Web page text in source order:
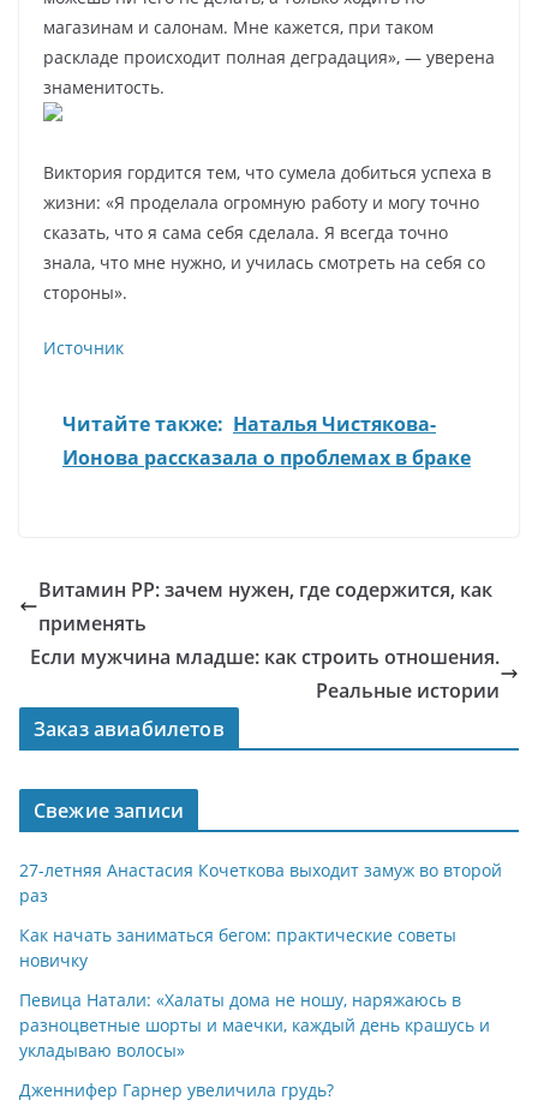
магазинам и салонам. Мне кажется, при таком
раскладе происходит полная деградация», — уверена
знаменитость.
Виктория гордится тем, что сумела добиться успеха в
жизни: «Я проделала огромную работу и могу точно
сказать, что я сама себя сделала. Я всегда точно
знала, что мне нужно, и училась смотреть на себя со
стороны».
Источник
Читайте также: Наталья Чистякова-
Ионова рассказала о проблемах в браке
Витамин РР: зачем нужен, где содержится, как
применять
Если мужчина младше: как строить отношения.
Реальные истории
Заказ авиабилетов
Свежие записи
27-летняя Анастасия Кочеткова выходит замуж во второй
раз
Как начать заниматься бегом: практические советы
новичку
Певица Натали: «Халаты дома не ношу, наряжаюсь в
разноцветные шорты и маечки, каждый день крашусь и
укладываю волосы»
Дженнифер Гарнер увеличила грудь?